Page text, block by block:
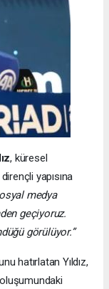
, küresel
yapısına
medya
geçiyoruz.
görülüyor.”
hatırlatan Yıldız,